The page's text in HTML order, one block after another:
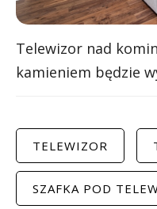
Telewizor nad
kamieniem będzie
TELEWIZOR
SZAFKA POD